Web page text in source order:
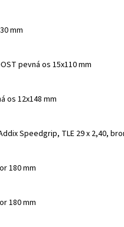
mm
pevná os 15x110 mm
os 12x148 mm
Speedgrip, TLE 29 x 2,40,
180 mm
180 mm